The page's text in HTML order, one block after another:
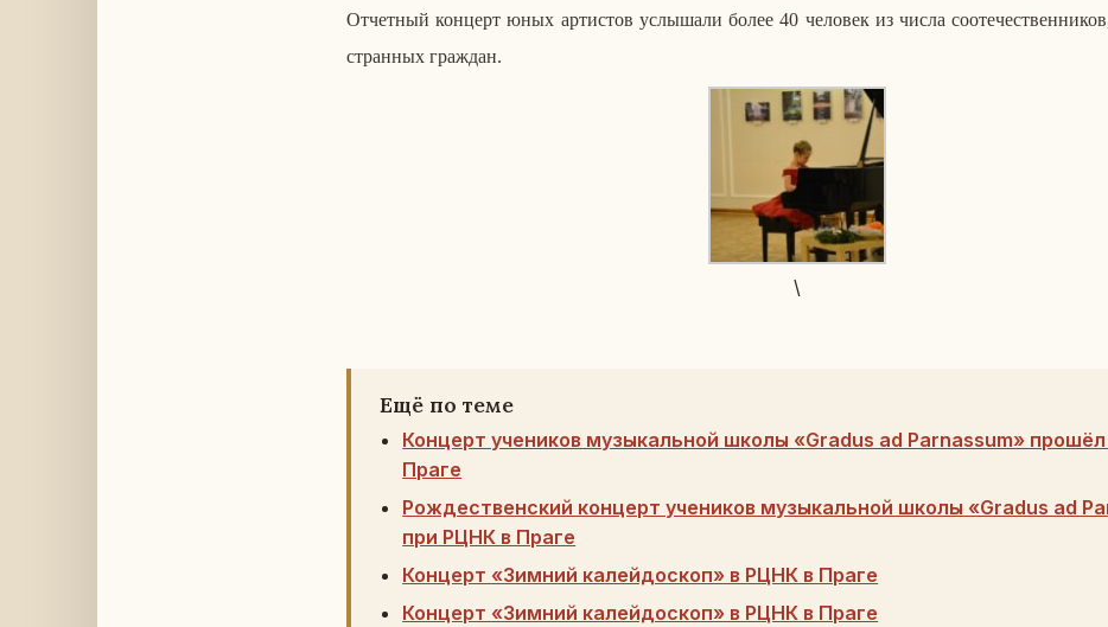
От­чет­ный кон­церт юных ар­ти­стов услы­ша­ли более 40 че­ло­век из числа
стран­ных граж­дан.
\
Ещё по теме
Концерт учеников музыкальной школы «Gradus ad Parnassum»
Праге
Рождественский концерт учеников музыкальной школы «Gradus ad
при РЦНК в Праге
Концерт «Зимний калейдоскоп» в РЦНК в Праге
Концерт «Зимний калейдоскоп» в РЦНК в Праге